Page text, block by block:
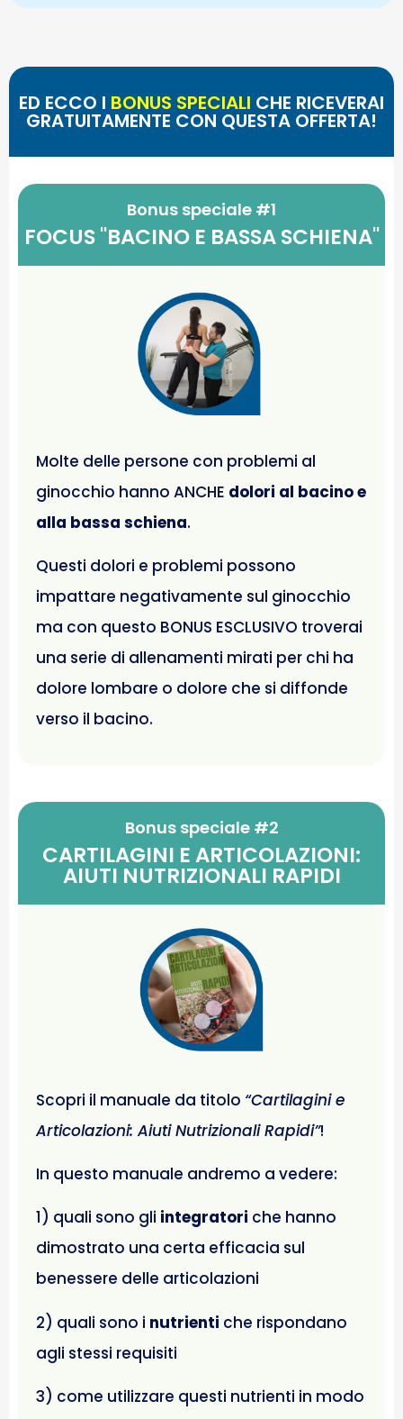
ED ECCO I BONUS SPECIALI CHE RICEVERAI
GRATUITAMENTE CON QUESTA OFFERTA!
Bonus speciale #1
FOCUS "BACINO E BASSA SCHIENA"
Molte delle persone con problemi al
ginocchio hanno ANCHE dolori al bacino e
alla bassa schiena.
Questi dolori e problemi possono
impattare negativamente sul ginocchio
ma con questo BONUS ESCLUSIVO troverai
una serie di allenamenti mirati per chi ha
dolore lombare o dolore che si diffonde
verso il bacino.
Bonus speciale #2
CARTILAGINI E ARTICOLAZIONI:
AIUTI NUTRIZIONALI RAPIDI
Scopri il manuale da titolo “Cartilagini e
Articolazioni: Aiuti Nutrizionali Rapidi”!
In questo manuale andremo a vedere:
1) quali sono gli integratori che hanno
dimostrato una certa efficacia sul
benessere delle articolazioni
2) quali sono i nutrienti che rispondano
agli stessi requisiti
3) come utilizzare questi nutrienti in modo